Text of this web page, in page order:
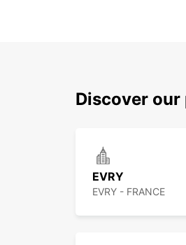
Discover our
EVRY
EVRY - FRANCE